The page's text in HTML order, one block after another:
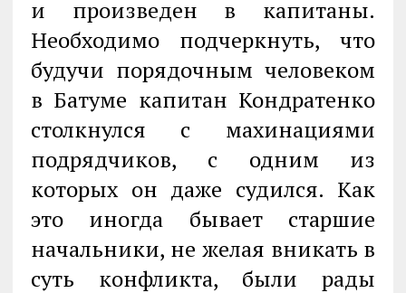
и произведен в капитаны.
Необходимо подчеркнуть, что
будучи порядочным человеком
в Батуме капитан Кондратенко
столкнулся с махинациями
подрядчиков, с одним из
которых он даже судился. Как
это иногда бывает старшие
начальники, не желая вникать в
суть конфликта, были рады